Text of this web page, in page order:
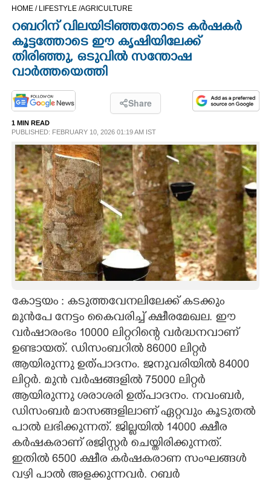
OPINION
LIFESTYLE
SPIRITUAL
INFO+
ART
ASTRO
CARTOONS
LITERATURE
ZOOM
CONTACT US
HOME / LIFESTYLE /AGRICULTURE
റബറിന് വിലയിടിഞ്ഞതോടെ കർഷകർ
കൂട്ടത്തോടെ ഈ കൃഷിയിലേക്ക്
തിരിഞ്ഞു,​ ഒടുവിൽ സന്തോഷ
വാർത്തയെത്തി
Share
1 MIN READ
PUBLISHED: FEBRUARY 10, 2026 01:19 AM IST
കോട്ടയം : കടുത്തവേനലിലേക്ക് കടക്കും
മുൻപേ നേട്ടം കൈവരിച്ച് ക്ഷീരമേഖല. ഈ
വർഷാരംഭം 10000 ലിറ്ററിന്റെ വർദ്ധനവാണ്
ഉണ്ടായത്. ഡിസംബറിൽ 86000 ലിറ്റർ
ആയിരുന്നു ഉത്പാദനം. ജനുവരിയിൽ 84000
ലിറ്റർ. മുൻ വർഷങ്ങളിൽ 75000 ലിറ്റർ
ആയിരുന്നു ശരാശരി ഉത്പാദനം. നവംബർ,
ഡിസംബർ മാസങ്ങളിലാണ് ഏറ്റവും കൂടുതൽ
പാൽ ലഭിക്കുന്നത്. ജില്ലയിൽ 14000 ക്ഷീര
കർഷകരാണ് രജിസ്റ്റർ ചെയ്തിരിക്കുന്നത്.
ഇതിൽ 6500 ക്ഷീര കർഷകരാണ സംഘങ്ങൾ
വഴി പാൽ അളക്കുന്നവർ. റബർ